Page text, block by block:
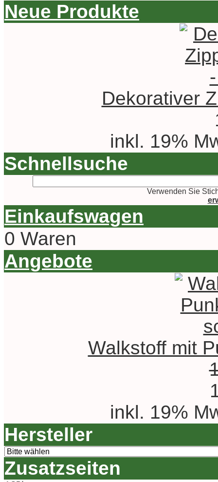
Neue Produkte
Dekorativer
inkl. 19%
Schnellsuche
Verwenden Sie
Einkaufswagen
0 Waren
Angebote
Walkstoff mit
inkl. 19%
Hersteller
Zusatzseiten